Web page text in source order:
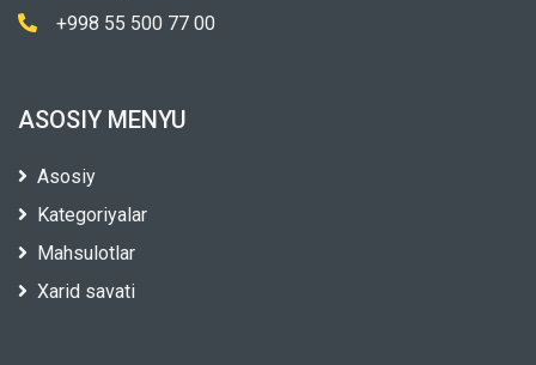
+998 55 500 77 00
ASOSIY MENYU
Asosiy
Kategoriyalar
Mahsulotlar
Xarid savati